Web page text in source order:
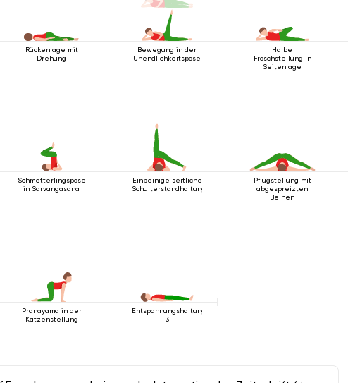
Rückenlage mit
Drehung
Bewegung in der
Unendlichkeitspose
Halbe
Froschstellung in
Seitenlage
Schmetterlingspose
in Sarvangasana
Einbeinige seitliche
Schulterstandhaltung
Pflugstellung mit
abgespreizten
Beinen
Pranayama in der
Katzenstellung
Entspannungshaltung
3